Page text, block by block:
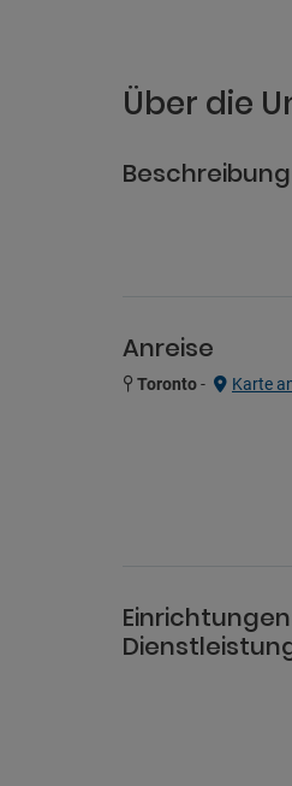
Über die
Beschreibung
Anreise
Toronto- Karte